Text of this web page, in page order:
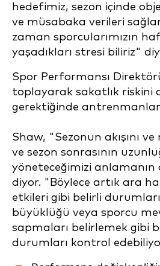
hedefimiz, sezon içinde
ve müsabaka verileri
zaman sporcularımızın
yaşadıkları stresi biliriz"
Spor Performansı
toplayarak sakatlık riskini
gerektiğinde
Shaw, "Sezonun akışını
ve sezon sonrasının
yöneteceğimizi anlamanın
diyor. "Böylece artık ara
etkileri gibi belirli
büyüklüğü veya sporcu
sapmaları belirlemek gibi
durumları kontrol